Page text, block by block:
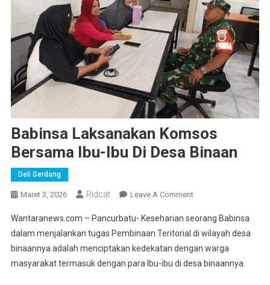
Babinsa Laksanakan Komsos
Bersama Ibu-Ibu Di Desa Binaan
Deli Serdang
Maret 3, 2026 Ridcat Leave A CommentOn
Laksanakan
Komsos
Bersama
Ibu-
Wantaranews.com – Pancurbatu- Keseharian seorang Babinsa
dalam menjalankan tugas Pembinaan Teritorial di wilayah desa
binaannya adalah menciptakan kedekatan dengan warga
masyarakat termasuk dengan para Ibu-ibu di desa binaannya.